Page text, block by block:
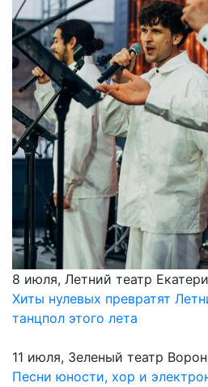
8 июля, Летний театр
Хиты нулевых превратят
танцпол этого лета
11 июля, Зеленый театр
Песни юности, хор и